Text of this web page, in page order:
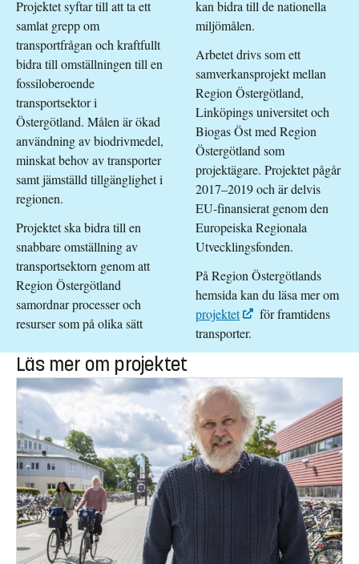
Projektet syftar till att ta ett
samlat grepp om
transportfrågan och kraftfullt
bidra till omställningen till en
fossiloberoende
transportsektor i
Östergötland. Målen är ökad
användning av biodrivmedel,
minskat behov av transporter
samt jämställd tillgänglighet i
regionen.
Projektet ska bidra till en
snabbare omställning av
transportsektorn genom att
Region Östergötland
samordnar processer och
resurser som på olika sätt
kan bidra till de nationella
miljömålen.
Arbetet drivs som ett
samverkansprojekt mellan
Region Östergötland,
Linköpings universitet och
Biogas Öst med Region
Östergötland som
projektägare. Projektet pågår
2017–2019 och är delvis
EU-finansierat genom den
Europeiska Regionala
Utvecklingsfonden.
På Region Östergötlands
hemsida kan du läsa mer om
projektet
för framtidens
transporter.
Läs mer om projektet